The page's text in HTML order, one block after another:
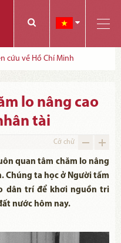
cứu về Hồ Chí Minh
lo nâng cao
tài
Cỡ chữ
quan tâm chăm lo nâng
Chúng ta học ở Người tấm
dân trí để khơi nguồn tri
nước hôm nay.